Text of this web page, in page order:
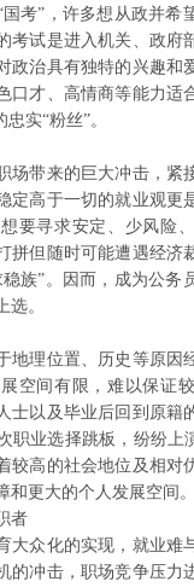
”，许多想从政并希
考试是进入机关、政府
政治具有独特的兴趣和
口才、高情商等能力适
实“粉丝”。
带来的巨大冲击，紧
定高于一切的就业观更
要寻求安定、少风险
拼但随时可能遭遇经济
族”。因而，成为公务
。
理位置、历史等原因
空间有限，难以保证
士以及毕业后回到原籍
职业选择跳板，纷纷上
较高的社会地位及相对
更大的个人发展空间。
者
众化的实现，就业难与
的冲击，职场竞争压力